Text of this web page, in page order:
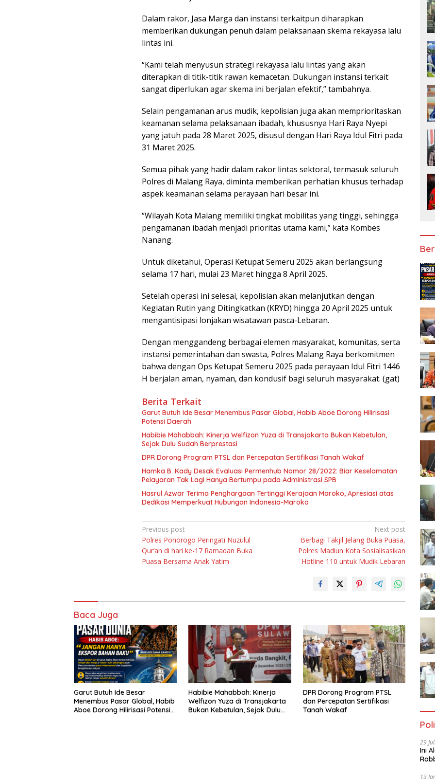
Dalam rakor, Jasa Marga dan instansi terkaitpun diharapkan
memberikan dukungan penuh dalam pelaksanaan skema rekayasa lalu
lintas ini.
“Kami telah menyusun strategi rekayasa lalu lintas yang akan
diterapkan di titik-titik rawan kemacetan. Dukungan instansi terkait
sangat diperlukan agar skema ini berjalan efektif,” tambahnya.
Selain pengamanan arus mudik, kepolisian juga akan memprioritaskan
keamanan selama pelaksanaan ibadah, khususnya Hari Raya Nyepi
yang jatuh pada 28 Maret 2025, disusul dengan Hari Raya Idul Fitri pada
31 Maret 2025.
Semua pihak yang hadir dalam rakor lintas sektoral, termasuk seluruh
Polres di Malang Raya, diminta memberikan perhatian khusus terhadap
aspek keamanan selama perayaan hari besar ini.
“Wilayah Kota Malang memiliki tingkat mobilitas yang tinggi, sehingga
pengamanan ibadah menjadi prioritas utama kami,” kata Kombes
Nanang.
Untuk diketahui, Operasi Ketupat Semeru 2025 akan berlangsung
selama 17 hari, mulai 23 Maret hingga 8 April 2025.
Setelah operasi ini selesai, kepolisian akan melanjutkan dengan
Kegiatan Rutin yang Ditingkatkan (KRYD) hingga 20 April 2025 untuk
mengantisipasi lonjakan wisatawan pasca-Lebaran.
Dengan menggandeng berbagai elemen masyarakat, komunitas, serta
instansi pemerintahan dan swasta, Polres Malang Raya berkomitmen
bahwa dengan Ops Ketupat Semeru 2025 pada perayaan Idul Fitri 1446
H berjalan aman, nyaman, dan kondusif bagi seluruh masyarakat. (gat)
Berita Terkait
Garut Butuh Ide Besar Menembus Pasar Global, Habib Aboe Dorong Hilirisasi
Potensi Daerah
Habibie Mahabbah: Kinerja Welfizon Yuza di Transjakarta Bukan Kebetulan,
Sejak Dulu Sudah Berprestasi
DPR Dorong Program PTSL dan Percepatan Sertifikasi Tanah Wakaf
Hamka B. Kady Desak Evaluasi Permenhub Nomor 28/2022: Biar Keselamatan
Pelayaran Tak Lagi Hanya Bertumpu pada Administrasi SPB
Hasrul Azwar Terima Penghargaan Tertinggi Kerajaan Maroko, Apresiasi atas
Dedikasi Memperkuat Hubungan Indonesia-Maroko
Navigasi
pos
Previous post
Polres Ponorogo Peringati Nuzulul
Qur’an di hari ke-17 Ramadan Buka
Puasa Bersama Anak Yatim
Next post
Berbagi Takjil Jelang Buka Puasa,
Polres Madiun Kota Sosialisasikan
Hotline 110 untuk Mudik Lebaran
Baca Juga
Garut Butuh Ide Besar
Menembus Pasar Global, Habib
Aboe Dorong Hilirisasi Potensi
Habibie Mahabbah: Kinerja
Welfizon Yuza di Transjakarta
Bukan Kebetulan, Sejak Dulu
DPR Dorong Program PTSL
dan Percepatan Sertifikasi
Tanah Wakaf
29
Ini
13